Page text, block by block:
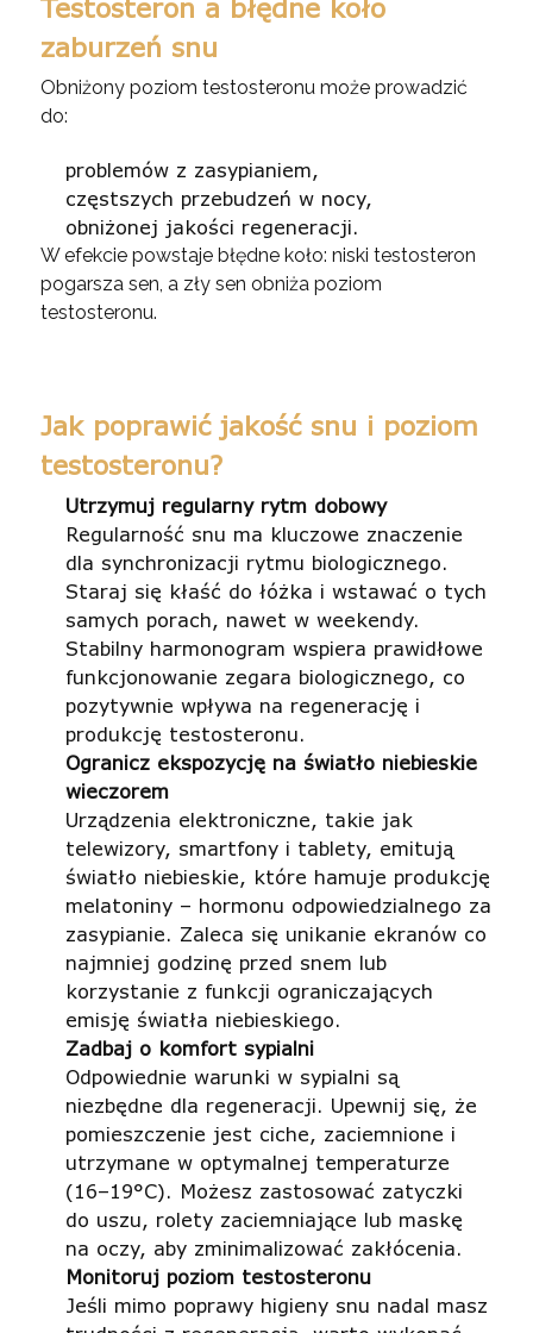
Testosteron a błędne koło
zaburzeń snu
Obniżony poziom testosteronu może prowadzić
do:
problemów z zasypianiem,
częstszych przebudzeń w nocy,
obniżonej jakości regeneracji.
W efekcie powstaje błędne koło: niski testosteron
pogarsza sen, a zły sen obniża poziom
testosteronu.
Jak poprawić jakość snu i poziom
testosteronu?
Utrzymuj regularny rytm dobowy
Regularność snu ma kluczowe znaczenie
dla synchronizacji rytmu biologicznego.
Staraj się kłaść do łóżka i wstawać o tych
samych porach, nawet w weekendy.
Stabilny harmonogram wspiera prawidłowe
funkcjonowanie zegara biologicznego, co
pozytywnie wpływa na regenerację i
produkcję testosteronu.
Ogranicz ekspozycję na światło niebieskie
wieczorem
Urządzenia elektroniczne, takie jak
telewizory, smartfony i tablety, emitują
światło niebieskie, które hamuje produkcję
melatoniny – hormonu odpowiedzialnego za
zasypianie. Zaleca się unikanie ekranów co
najmniej godzinę przed snem lub
korzystanie z funkcji ograniczających
emisję światła niebieskiego.
Zadbaj o komfort sypialni
Odpowiednie warunki w sypialni są
niezbędne dla regeneracji. Upewnij się, że
pomieszczenie jest ciche, zaciemnione i
utrzymane w optymalnej temperaturze
(16–19°C). Możesz zastosować zatyczki
do uszu, rolety zaciemniające lub maskę
na oczy, aby zminimalizować zakłócenia.
Monitoruj poziom testosteronu
Jeśli mimo poprawy higieny snu nadal masz